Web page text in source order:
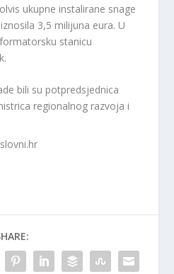
ukupne instalirane snage
3,5 milijuna eura. U
stanicu
bili su potpredsjednica
regionalnog razvoja i